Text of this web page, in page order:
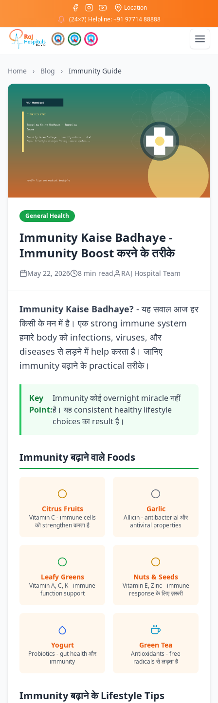
Location
(24×7) Helpline: +91 97714 88888
Home › Blog › Immunity Guide
General Health
Immunity Kaise Badhaye -
Immunity Boost करने के तरीके
May 22, 2026 8 min read RAJ Hospital Team
Immunity Kaise Badhaye? - यह सवाल आज हर
किसी के मन में है। एक strong immune system
हमारे body को infections, viruses, और
diseases से लड़ने में help करता है। जानिए
immunity बढ़ाने के practical तरीके।
Key
Point:
Immunity कोई overnight miracle नहीं
है। यह consistent healthy lifestyle
choices का result है।
Immunity बढ़ाने वाले Foods
Citrus Fruits
Vitamin C - immune cells
को strengthen करता है
Garlic
Allicin - antibacterial और
antiviral properties
Leafy Greens
Vitamin A, C, K - immune
function support
Nuts & Seeds
Vitamin E, Zinc - immune
response के लिए ज़रूरी
Yogurt
Probiotics - gut health और
immunity
Green Tea
Antioxidants - free
radicals से लड़ता है
Immunity बढ़ाने के Lifestyle Tips